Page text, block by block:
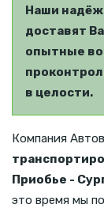
Наши
доставят
опытные
в целости.
Компания
Приобье -
это время мы